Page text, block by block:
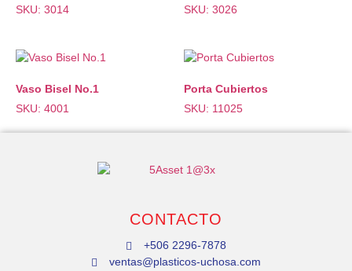
SKU: 3014
SKU: 3026
Vaso Bisel No.1
SKU: 4001
Porta Cubiertos
SKU: 11025
CONTACTO
+506 2296-7878
ventas@plasticos-uchosa.com